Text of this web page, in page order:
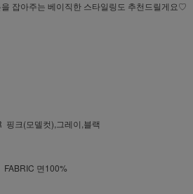
잡아주는 베이직한 스타일링도 추천드릴게요♡
핑크(모델컷),그레이,블랙
FABRIC 면100%